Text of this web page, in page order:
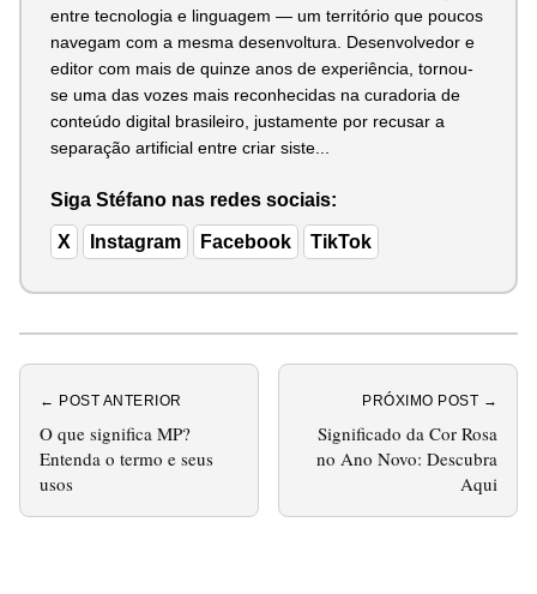
entre tecnologia e linguagem — um território que poucos
navegam com a mesma desenvoltura. Desenvolvedor e
editor com mais de quinze anos de experiência, tornou-
se uma das vozes mais reconhecidas na curadoria de
conteúdo digital brasileiro, justamente por recusar a
separação artificial entre criar siste...
Siga Stéfano nas redes sociais:
X Instagram Facebook TikTok
← POST ANTERIOR
O que significa MP?
Entenda o termo e seus
usos
PRÓXIMO POST →
Significado da Cor Rosa
no Ano Novo: Descubra
Aqui